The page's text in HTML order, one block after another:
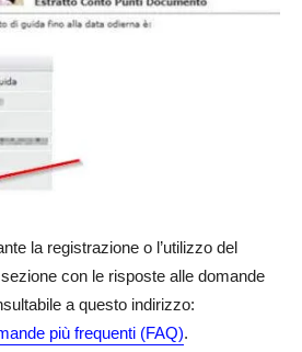
la registrazione o l’utilizzo del
con le risposte alle domande
a questo indirizzo:
più frequenti (FAQ).